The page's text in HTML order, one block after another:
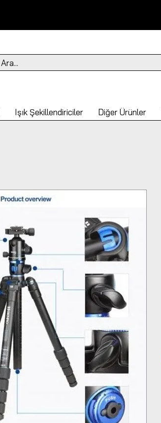
Ara...
Işık Şekillendiriciler Diğer Ürünler